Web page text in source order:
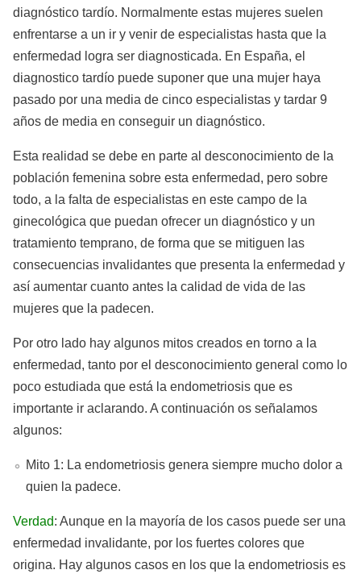
diagnóstico tardío. Normalmente estas mujeres suelen
enfrentarse a un ir y venir de especialistas hasta que la
enfermedad logra ser diagnosticada. En España, el
diagnostico tardío puede suponer que una mujer haya
pasado por una media de cinco especialistas y tardar 9
años de media en conseguir un diagnóstico.
Esta realidad se debe en parte al desconocimiento de la
población femenina sobre esta enfermedad, pero sobre
todo, a la falta de especialistas en este campo de la
ginecológica que puedan ofrecer un diagnóstico y un
tratamiento temprano, de forma que se mitiguen las
consecuencias invalidantes que presenta la enfermedad y
así aumentar cuanto antes la calidad de vida de las
mujeres que la padecen.
Por otro lado hay algunos mitos creados en torno a la
enfermedad, tanto por el desconocimiento general como lo
poco estudiada que está la endometriosis que es
importante ir aclarando. A continuación os señalamos
algunos:
Mito 1: La endometriosis genera siempre mucho dolor a
quien la padece.
Verdad: Aunque en la mayoría de los casos puede ser una
enfermedad invalidante, por los fuertes colores que
origina. Hay algunos casos en los que la endometriosis es